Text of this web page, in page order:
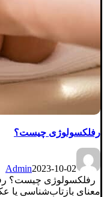
رفلکسولوژی چیست؟
Admin2023-10-02
معنای بازتاب‌شناسی